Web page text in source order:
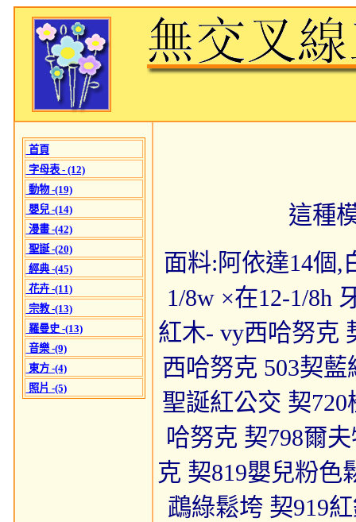
首頁
字母表 - (12)
動物 -(19)
嬰兒 -(14)
漫畫 -(42)
聖誕 -(20)
經典 -(45)
花卉 -(11)
宗教 -(13)
羅曼史 -(13)
音樂 -(9)
東方 -(4)
照片 -(5)
這種
面料:阿依達14個,
1/8w ×在12-1/8h
紅木- vy西哈努克
西哈努克 503契
聖誕紅公交 契
哈努克 契798爾
克 契819嬰兒粉色
鵡綠鬆垮 契919